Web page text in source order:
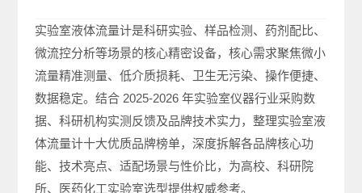
实验室液体流量计是科研实验、样品检测、药剂配比、
微流控分析等场景的核心精密设备，核心需求聚焦微小
流量精准测量、低介质损耗、卫生无污染、操作便捷、
数据稳定。结合 2025-2026 年实验室仪器行业采购数
据、科研机构实测反馈及品牌技术实力，整理实验室液
体流量计十大优质品牌榜单，深度拆解各品牌核心功
能、技术亮点、适配场景与性价比，为高校、科研院
所、医药化工实验室选型提供权威参考。